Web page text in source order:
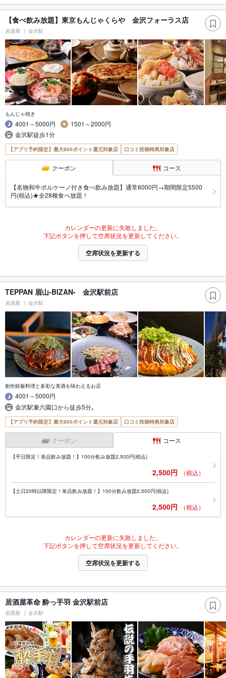
【食べ飲み放題】東京もんじゃくらや 金沢フォーラス店
居酒屋 金沢駅
もんじゃ焼き
4001～5000円
1501～2000円
金沢駅徒歩1分
【アプリ予約限定】最大800ポイント還元対象店 口コミ投稿特典対象店
クーポン コース
【名物和牛ボルケーノ付き食べ飲み放題】通常6000円→期間限定5500
円(税込)★全28種食べ放題！
カレンダーの更新に失敗しました。
下記ボタンを押して空席状況を更新してください。
空席状況を更新する
TEPPAN 眉山-BIZAN- 金沢駅前店
居酒屋 金沢駅
創作鉄板料理と多彩な美酒を味わえるお店
4001～5000円
金沢駅兼六園口から徒歩5分｡
【アプリ予約限定】最大800ポイント還元対象店 口コミ投稿特典対象店
クーポン コース
【平日限定！単品飲み放題！】100分飲み放題2,500円(税込)
2,500円 （税込）
【土日20時以降限定！単品飲み放題！】100分飲み放題2,500円(税込)
2,500円 （税込）
カレンダーの更新に失敗しました。
下記ボタンを押して空席状況を更新してください。
空席状況を更新する
居酒屋革命 酔っ手羽 金沢駅前店
居酒屋 金沢駅